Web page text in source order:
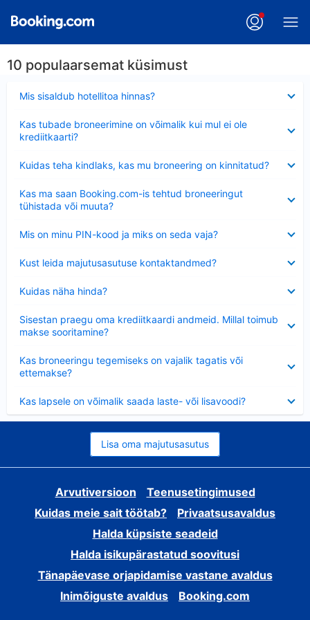
10 populaarsemat küsimust
Mis sisaldub hotellitoa hinnas?
Kas tubade broneerimine on võimalik kui mul ei ole
krediitkaarti?
Kuidas teha kindlaks, kas mu broneering on kinnitatud?
Kas ma saan Booking.com-is tehtud broneeringut
tühistada või muuta?
Mis on minu PIN-kood ja miks on seda vaja?
Kust leida majutusasutuse kontaktandmed?
Kuidas näha hinda?
Sisestan praegu oma krediitkaardi andmeid. Millal toimub
makse sooritamine?
Kas broneeringu tegemiseks on vajalik tagatis või
ettemakse?
Kas lapsele on võimalik saada laste- või lisavoodi?
Lisa oma majutusasutus
Arvutiversioon
Teenusetingimused
Kuidas meie sait töötab?
Privaatsusavaldus
Halda küpsiste seadeid
Halda isikupärastatud soovitusi
Tänapäevase orjapidamise vastane avaldus
Inimõiguste avaldus
Booking.com